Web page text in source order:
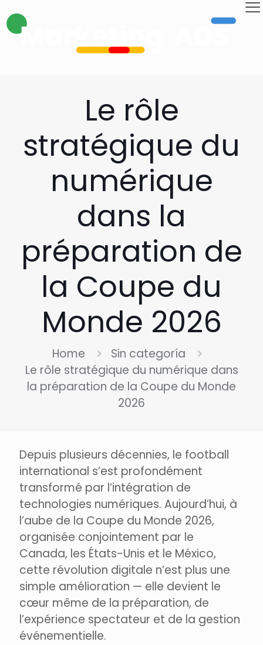
Le rôle
stratégique du
numérique
dans la
préparation de
la Coupe du
Monde 2026
Home
Sin categoría
Le rôle stratégique du numérique dans
la préparation de la Coupe du Monde
2026
Depuis plusieurs décennies, le football
international s’est profondément
transformé par l’intégration de
technologies numériques. Aujourd’hui, à
l’aube de la Coupe du Monde 2026,
organisée conjointement par le
Canada, les États-Unis et le México,
cette révolution digitale n’est plus une
simple amélioration — elle devient le
cœur même de la préparation, de
l’expérience spectateur et de la gestion
événementielle.